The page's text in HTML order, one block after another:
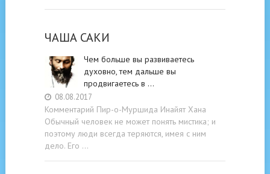
ЧАША САКИ
Чем больше вы развиваетесь
духовно, тем дальше вы
продвигаетесь в …
08.08.2017
Комментарий Пир-о-Муршида Инайят Хана
Обычный человек не может понять мистика; и
поэтому люди всегда теряются, имея с ним
дело. Его …